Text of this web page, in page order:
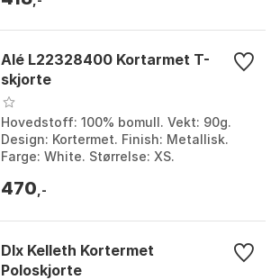
Alé L22328400 Kortarmet T-
skjorte
Hovedstoff: 100% bomull. Vekt: 90g.
Design: Kortermet. Finish: Metallisk.
Farge: White. Størrelse: XS.
470 ,-
Dlx Kelleth Kortermet
Poloskjorte